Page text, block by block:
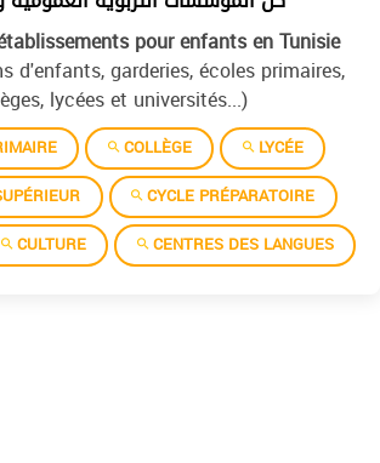
pour enfants en Tunisie
d'enfants, garderies, écoles primaires,
lycées et universités...)
COLLÈGE
LYCÉE
CYCLE PRÉPARATOIRE
CULTURE CENTRES DES LANGUES